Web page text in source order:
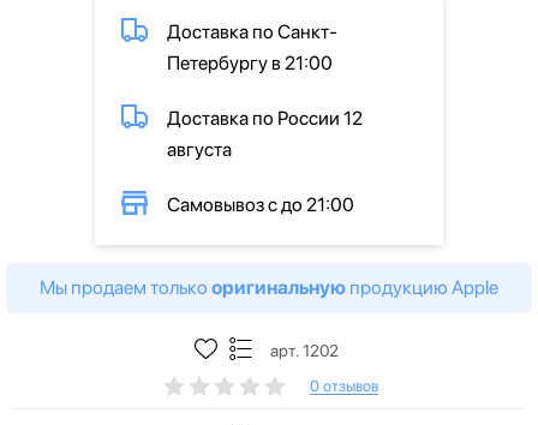
Доставка по Санкт-
Петербургу в 21:00
Доставка по России 12
августа
Самовывоз с до 21:00
Мы продаем только оригинальную продукцию Apple
арт. 1202
0 отзывов